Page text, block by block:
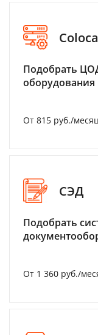
Подобрать
оборудования
От 815 руб./
СЭД
Подобрать
От 1 360 руб./